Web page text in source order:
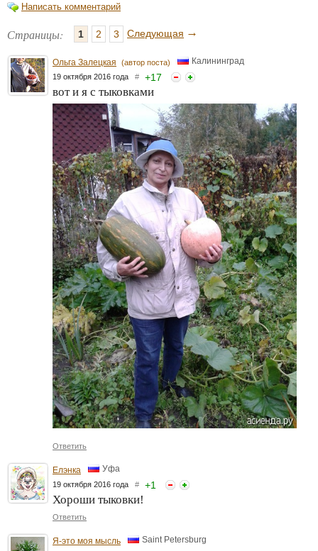
Написать комментарий
Страницы: 1 2 3 Следующая →
Ольга Залецкая (автор поста) Калининград
19 октября 2016 года # +17
вот и я с тыковками
Ответить
Елэнка Уфа
19 октября 2016 года # +1
Хороши тыковки!
Ответить
Я-это моя мысль Saint Petersburg